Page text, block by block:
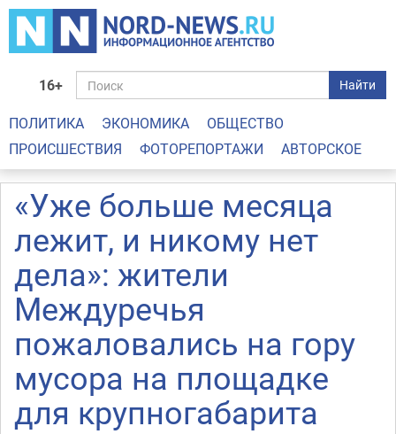
16+ Найти
ПОЛИТИКА ЭКОНОМИКА
ОБЩЕСТВО
ПРОИСШЕСТВИЯ
ФОТОРЕПОРТАЖИ АВТОРСКОЕ
«Уже больше месяца
лежит, и никому нет
дела»: жители
Междуречья
пожаловались на гору
мусора на площадке
для крупногабарита